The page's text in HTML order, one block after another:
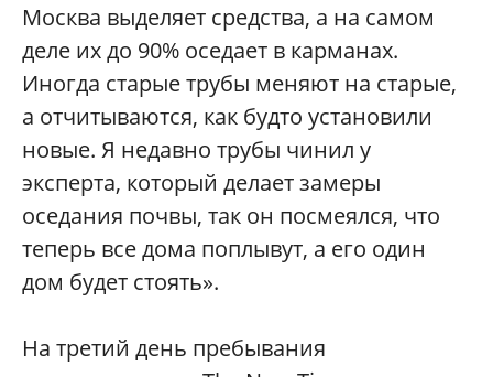
Москва выделяет средства, а на самом
деле их до 90% оседает в карманах.
Иногда старые трубы меняют на старые,
а отчитываются, как будто установили
новые. Я недавно трубы чинил у
эксперта, который делает замеры
оседания почвы, так он посмеялся, что
теперь все дома поплывут, а его один
дом будет стоять».
На третий день пребывания